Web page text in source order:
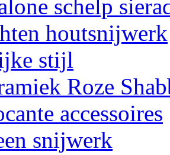
schelp
houtsnijwerk
stijl
Roze
accessoires
snijwerk